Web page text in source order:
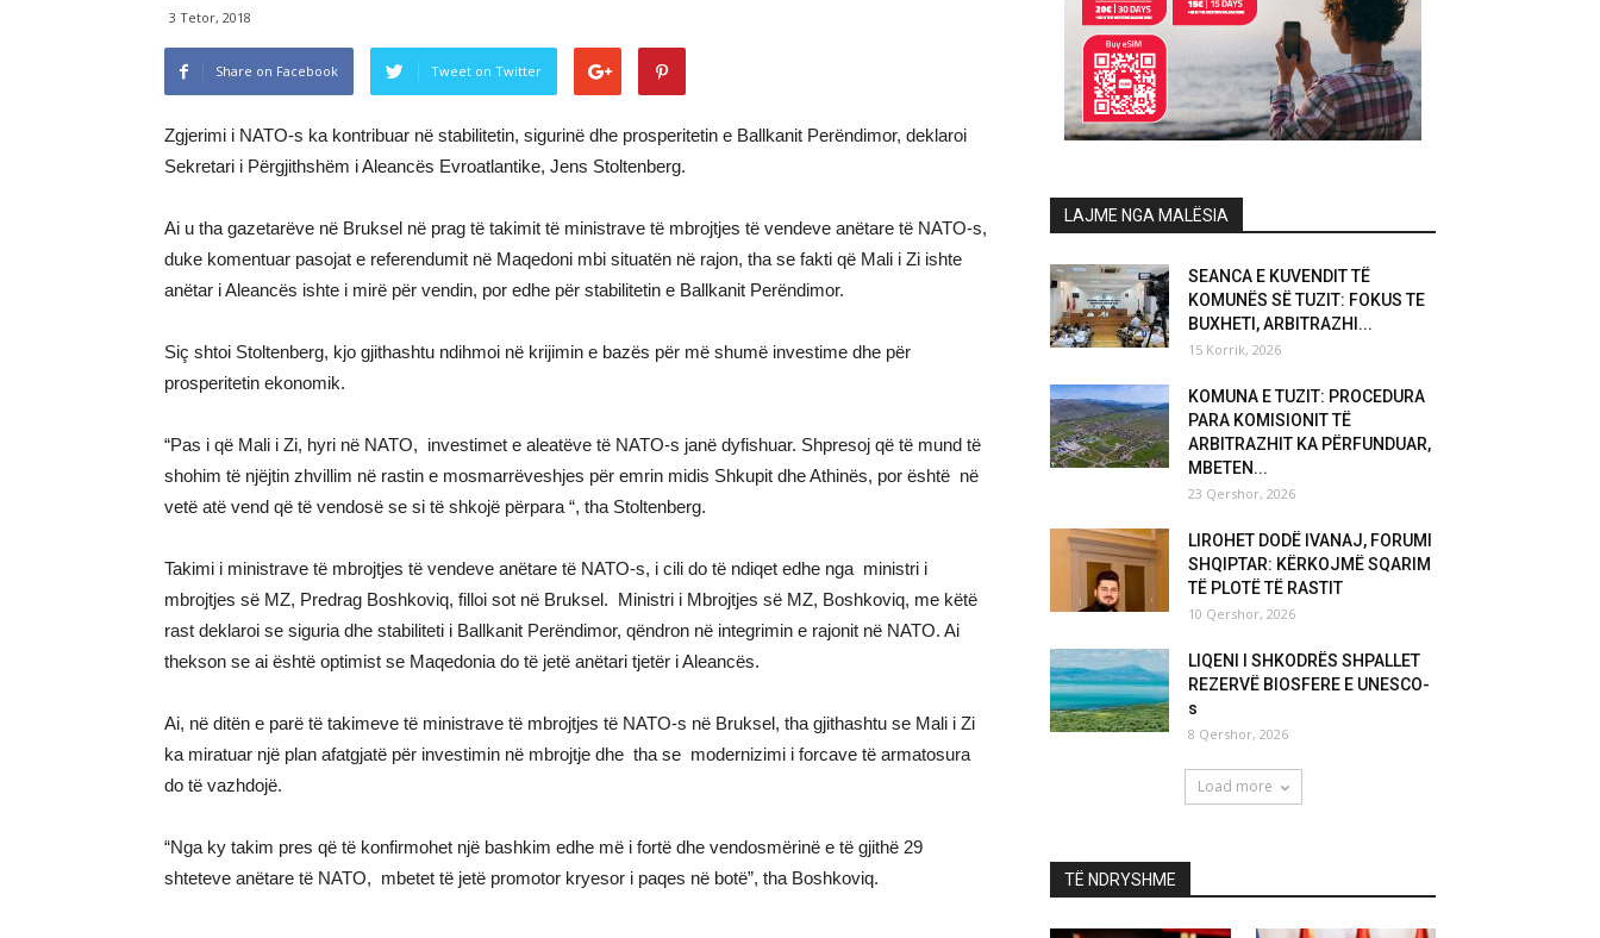
3 Tetor, 2018
Share on Facebook Tweet on Twitter
Zgjerimi i NATO-s ka kontribuar në stabilitetin, sigurinë dhe prosperitetin e Ballkanit Perëndimor, deklaroi
Sekretari i Përgjithshëm i Aleancës Evroatlantike, Jens Stoltenberg.
Ai u tha gazetarëve në Bruksel në prag të takimit të ministrave të mbrojtjes të vendeve anëtare të NATO-s,
duke komentuar pasojat e referendumit në Maqedoni mbi situatën në rajon, tha se fakti që Mali i Zi ishte
anëtar i Aleancës ishte i mirë për vendin, por edhe për stabilitetin e Ballkanit Perëndimor.
Siç shtoi Stoltenberg, kjo gjithashtu ndihmoi në krijimin e bazës për më shumë investime dhe për
prosperitetin ekonomik.
“Pas i që Mali i Zi, hyri në NATO, investimet e aleatëve të NATO-s janë dyfishuar. Shpresoj që të mund të
shohim të njëjtin zhvillim në rastin e mosmarrëveshjes për emrin midis Shkupit dhe Athinës, por është në
vetë atë vend që të vendosë se si të shkojë përpara “, tha Stoltenberg.
Takimi i ministrave të mbrojtjes të vendeve anëtare të NATO-s, i cili do të ndiqet edhe nga ministri i
mbrojtjes së MZ, Predrag Boshkoviq, filloi sot në Bruksel. Ministri i Mbrojtjes së MZ, Boshkoviq, me këtë
rast deklaroi se siguria dhe stabiliteti i Ballkanit Perëndimor, qëndron në integrimin e rajonit në NATO. Ai
thekson se ai është optimist se Maqedonia do të jetë anëtari tjetër i Aleancës.
Ai, në ditën e parë të takimeve të ministrave të mbrojtjes të NATO-s në Bruksel, tha gjithashtu se Mali i Zi
ka miratuar një plan afatgjatë për investimin në mbrojtje dhe tha se modernizimi i forcave të armatosura
do të vazhdojë.
“Nga ky takim pres që të konfirmohet një bashkim edhe më i fortë dhe vendosmërinë e të gjithë 29
shteteve anëtare të NATO, mbetet të jetë promotor kryesor i paqes në botë”, tha Boshkoviq.
LAJME NGA MALËSIA
SEANCA E KUVENDIT TË
KOMUNËS SË TUZIT: FOKUS TE
BUXHETI, ARBITRAZHI...
15 Korrik, 2026
KOMUNA E TUZIT: PROCEDURA
PARA KOMISIONIT TË
ARBITRAZHIT KA PËRFUNDUAR,
MBETEN...
23 Qershor, 2026
LIROHET DODË IVANAJ, FORUMI
SHQIPTAR: KËRKOJMË SQARIM
TË PLOTË TË RASTIT
10 Qershor, 2026
LIQENI I SHKODRËS SHPALLET
REZERVË BIOSFERE E UNESCO-
s
8 Qershor, 2026
Load more
TË NDRYSHME